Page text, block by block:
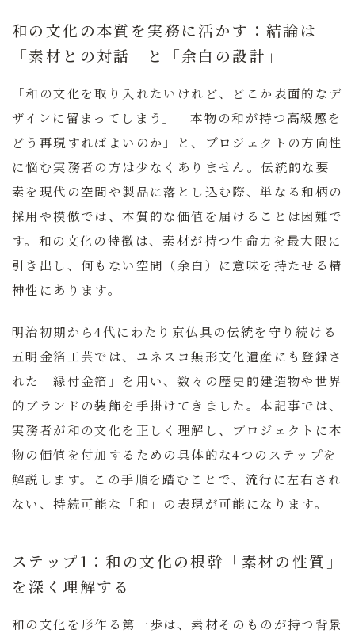
和の文化の本質を実務に活かす：結論は
「素材との対話」と「余白の設計」
「和の文化を取り入れたいけれど、どこか表面的なデ
ザインに留まってしまう」「本物の和が持つ高級感を
どう再現すればよいのか」と、プロジェクトの方向性
に悩む実務者の方は少なくありません。伝統的な要
素を現代の空間や製品に落とし込む際、単なる和柄の
採用や模倣では、本質的な価値を届けることは困難で
す。 和の文化の特徴は、素材が持つ生命力を最大限に
引き出し、何もない空間（余白）に意味を持たせる精
神性にあります。
明治初期から4代にわたり京仏具の伝統を守り続ける
五明金箔工芸では、ユネスコ無形文化遺産にも登録さ
れた「縁付金箔」を用い、数々の歴史的建造物や世界
的ブランドの装飾を手掛けてきました。本記事では、
実務者が和の文化を正しく理解し、プロジェクトに本
物の価値を付加するための具体的な4つのステップを
解説します。この手順を踏むことで、流行に左右され
ない、持続可能な「和」の表現が可能になります。
ステップ1：和の文化の根幹「素材の性質」
を深く理解する
和の文化を形作る第一歩は、素材そのものが持つ背景